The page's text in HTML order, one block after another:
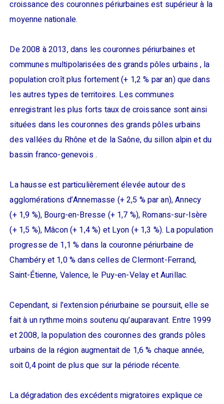
croissance des couronnes périurbaines est supérieur à la
moyenne nationale.
De 2008 à 2013, dans les couronnes périurbaines et
communes multipolarisées des grands pôles urbains , la
population croît plus fortement (+ 1,2 % par an) que dans
les autres types de territoires. Les communes
enregistrant les plus forts taux de croissance sont ainsi
situées dans les couronnes des grands pôles urbains
des vallées du Rhône et de la Saône, du sillon alpin et du
bassin franco-genevois .
La hausse est particulièrement élevée autour des
agglomérations d’Annemasse (+ 2,5 % par an), Annecy
(+ 1,9 %), Bourg-en-Bresse (+ 1,7 %), Romans-sur-Isère
(+ 1,5 %), Mâcon (+ 1,4 %) et Lyon (+ 1,3 %). La population
progresse de 1,1 % dans la couronne périurbaine de
Chambéry et 1,0 % dans celles de Clermont-Ferrand,
Saint-Étienne, Valence, le Puy-en-Velay et Aurillac.
Cependant, si l’extension périurbaine se poursuit, elle se
fait à un rythme moins soutenu qu’auparavant. Entre 1999
et 2008, la population des couronnes des grands pôles
urbains de la région augmentait de 1,6 % chaque année,
soit 0,4 point de plus que sur la période récente.
La dégradation des excédents migratoires explique ce